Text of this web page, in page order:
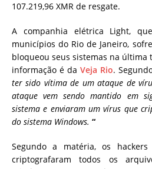
107.219,96 XMR de resgate.
A companhia elétrica Light,
municípios do Rio de Janeiro,
bloqueou seus sistemas na última
informação é da Veja Rio.
ter sido vítima de um ataque de
ataque vem sendo mantido em
sistema e enviaram um vírus que
do sistema Windows. “
Segundo a matéria, os
criptografaram todos os